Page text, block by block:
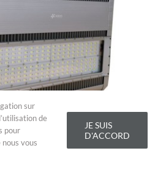
Led AZURITE II 1200W
sur
de
pour
vous
JE SUIS
D'ACCORD